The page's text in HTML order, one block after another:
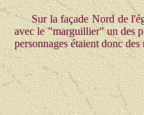
Sur la façade Nord de
avec le "marguillier" un des
personnages étaient donc